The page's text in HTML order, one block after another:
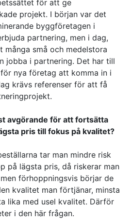
för att ge
projekt. I början var det
byggföretagen i
partnering, men i dag,
många små och medelstora
jobba i partnering. Det har till
nya företag att komma in i
krävs referenser för att få
avgörande för att fortsätta
pris till fokus på kvalitet?
tar man mindre risk
på lägsta pris, då riskerar man
förhoppningsvis börjar de
kvalitet man förtjänar, minsta
lika med usel kvalitet. Därför
i den här frågan.